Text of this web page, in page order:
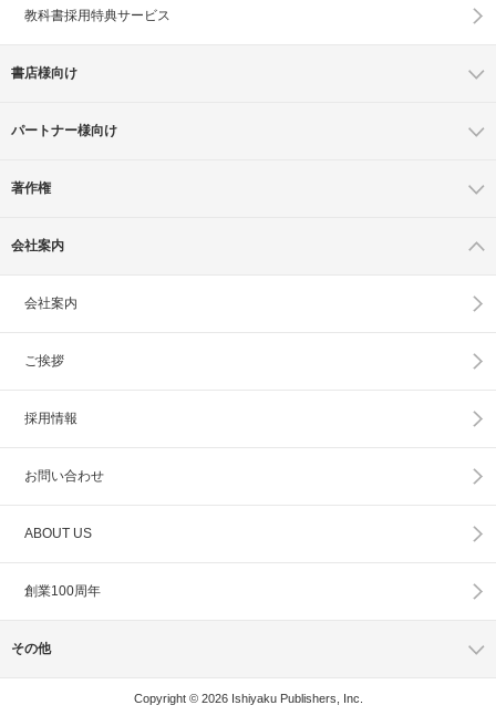
教科書採用特典サービス
書店様向け
パートナー様向け
著作権
会社案内
会社案内
ご挨拶
採用情報
お問い合わせ
ABOUT US
創業100周年
その他
Copyright © 2026 Ishiyaku Publishers, Inc.